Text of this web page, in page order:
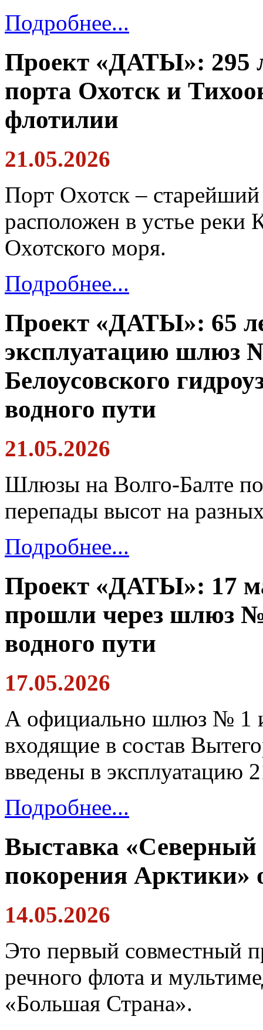
Подробнее...
Проект «ДАТЫ»: 295
порта Охотск и
флотилии
21.05.2026
Порт Охотск –
расположен в устье реки
Охотского моря.
Подробнее...
Проект «ДАТЫ»: 65
эксплуатацию шлюз
Белоусовского
водного пути
21.05.2026
Шлюзы на Волго-Балте
перепады высот на
Подробнее...
Проект «ДАТЫ»: 17
прошли через шлюз
водного пути
17.05.2026
А официально шлюз № 1
входящие в состав
введены в эксплуатацию
Подробнее...
Выставка «Северный
покорения Арктики»
14.05.2026
Это первый совместный
речного флота и
«Большая Страна».